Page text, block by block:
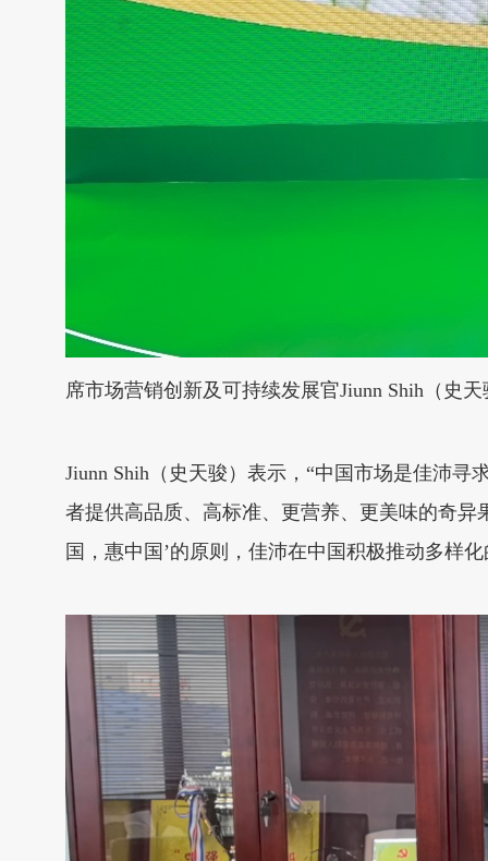
席市场营销创新及可持续发展官Jiunn Shih（史天
Jiunn Shih（史天骏）表示，“中国市场是佳沛
者提供高品质、高标准、更营养、更美味的奇
国，惠中国’的原则，佳沛在中国积极推动多样